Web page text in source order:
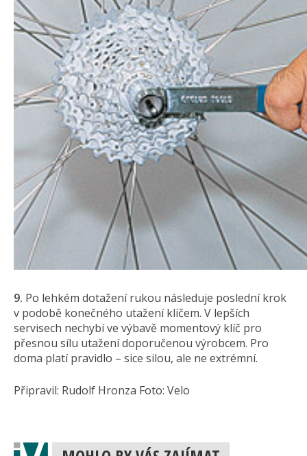
9. Po lehkém dotažení rukou následuje poslední krok
v podobě konečného utažení klíčem. V lepších
servisech nechybí ve výbavě momentový klíč pro
přesnou sílu utažení doporučenou výrobcem. Pro
doma platí pravidlo – sice silou, ale ne extrémní.
Připravil: Rudolf Hronza Foto: Velo